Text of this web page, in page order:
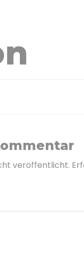
veröffentlicht.